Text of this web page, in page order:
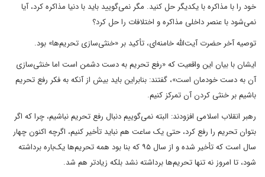
خود را با مذاکره با یکدیگر حل کنید. مگر نمی‌گویید باید با دنیا مذاکره کرد، آیا
نمی‌شود با عنصر داخلی مذاکره و اختلافات را حل کرد؟
توصیه آخر حضرت آیت‌الله خامنه‌ای، تأکید بر «خنثی‌سازی تحریم‌ها» بود.
ایشان با بیان این واقعیت که «رفع تحریم به دست دشمن است اما خنثی‌سازی
آن به دست خودمان است»، گفتند: بنابراین باید بیش از آنکه به فکر رفع تحریم
باشیم بر خنثی کردن آن تمرکز کنیم.
رهبر انقلاب اسلامی افزودند: البته نمی‌گوییم دنبال رفع تحریم نباشیم، چرا که اگر
بتوان تحریم را رفع کرد، حتی یک ساعت هم نباید تأخیر کنیم، اگرچه اکنون چهار
سال است که تأخیر شده و از سال ۹۵ که بنا بود همه تحریم‌ها یک‌باره برداشته
شود، تا امروز نه تنها تحریم‌ها برداشته نشد بلکه زیادتر هم شد.